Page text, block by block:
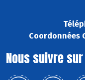
Coordonnées
Nous suivre sur